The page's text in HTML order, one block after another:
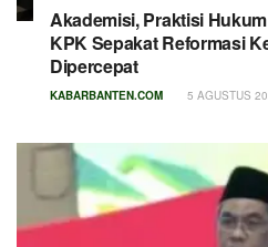
Akademisi, Praktisi
KPK Sepakat Reformasi
Dipercepat
KABARBANTEN.COM 5 AGUSTUS